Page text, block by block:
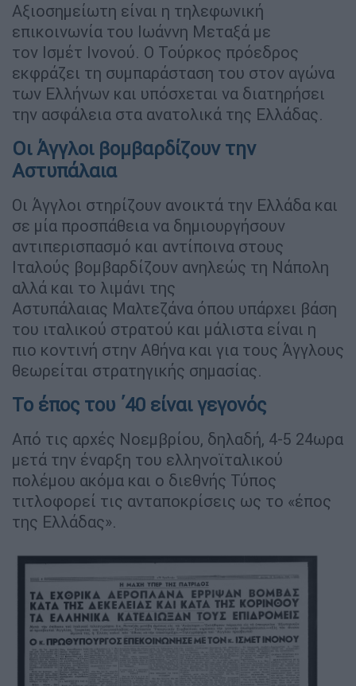
Αξιοσημείωτη είναι η τηλεφωνική
επικοινωνία του Ιωάννη Μεταξά με
τον Ισμέτ Ινονού. Ο Τούρκος πρόεδρος
εκφράζει τη συμπαράσταση του στον αγώνα
των Ελλήνων και υπόσχεται να διατηρήσει
την ασφάλεια στα ανατολικά της Ελλάδας.
Οι Άγγλοι βομβαρδίζουν την
Αστυπάλαια
Οι Άγγλοι στηρίζουν ανοικτά την Ελλάδα και
σε μία προσπάθεια να δημιουργήσουν
αντιπερισπασμό και αντίποινα στους
Ιταλούς βομβαρδίζουν ανηλεώς τη Νάπολη
αλλά και το λιμάνι της
Αστυπάλαιας Μαλτεζάνα όπου υπάρχει βάση
του ιταλικού στρατού και μάλιστα είναι η
πιο κοντινή στην Αθήνα και για τους Άγγλους
θεωρείται στρατηγικής σημασίας.
Το έπος του ΄40 είναι γεγονός
Από τις αρχές Νοεμβρίου, δηλαδή, 4-5 24ωρα
μετά την έναρξη του ελληνοϊταλικού
πολέμου ακόμα και ο διεθνής Τύπος
τιτλοφορεί τις ανταποκρίσεις ως το «έπος
της Ελλάδας».